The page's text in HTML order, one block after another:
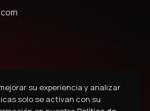
su experiencia y analizar
solo se activan con su